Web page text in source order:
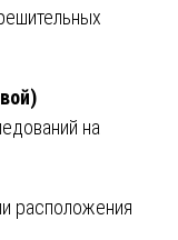
на
расположения